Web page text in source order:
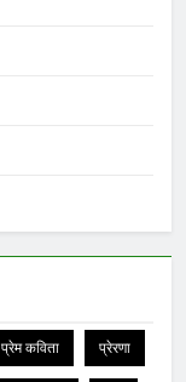
प्रेम कविता प्रेरणा